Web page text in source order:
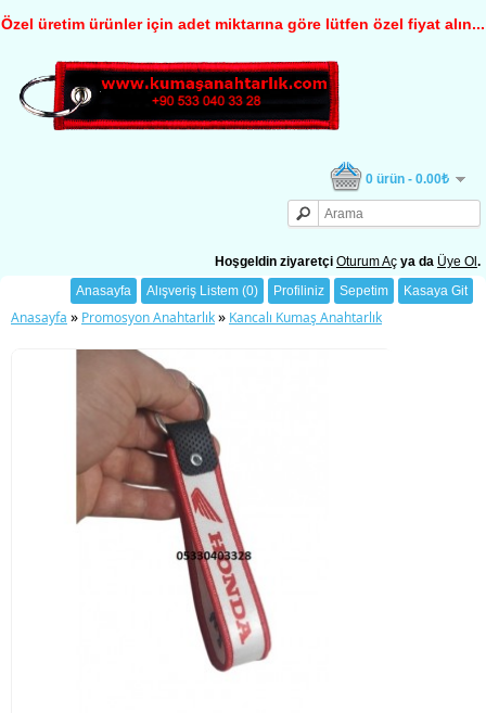
Özel üretim ürünler için adet miktarına göre lütfen özel fiyat alın...
0 ürün - 0.00₺
Hoşgeldin ziyaretçi Oturum Aç ya da Üye Ol .
Anasayfa
Alışveriş Listem (0) Profiliniz Sepetim Kasaya Git
Anasayfa » Promosyon Anahtarlık» Kancalı Kumaş Anahtarlık